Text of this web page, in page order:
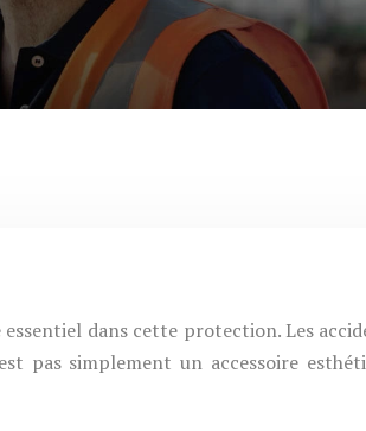
dans cette protection. Les
pas simplement un accessoire